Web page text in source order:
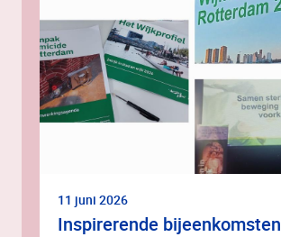
11 juni 2026
Inspirerende bijeenkomsten